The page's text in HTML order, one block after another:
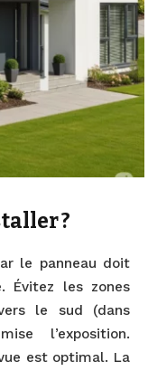
?
le panneau doit
Évitez les zones
le sud (dans
l’exposition.
est optimal. La